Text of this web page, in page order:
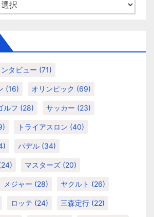
タビュー (71)
(16) オリンピック (69)
ルフ (28) サッカー (23)
トライアスロン (40)
パデル (34)
マスターズ (20)
メジャー (28) ヤクルト (26)
ロッテ (24) 三森定行 (22)